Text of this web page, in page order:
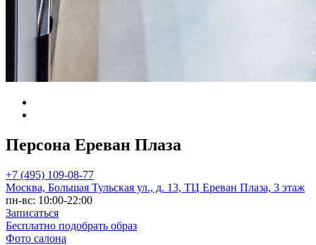
Персона Ереван Плаза
+7 (495) 109-08-77
Москва, Большая Тульская ул., д. 13, ТЦ Ереван Плаза, 3 этаж
пн-вс: 10:00-22:00
Записаться
Бесплатно подобрать образ
Фото салона